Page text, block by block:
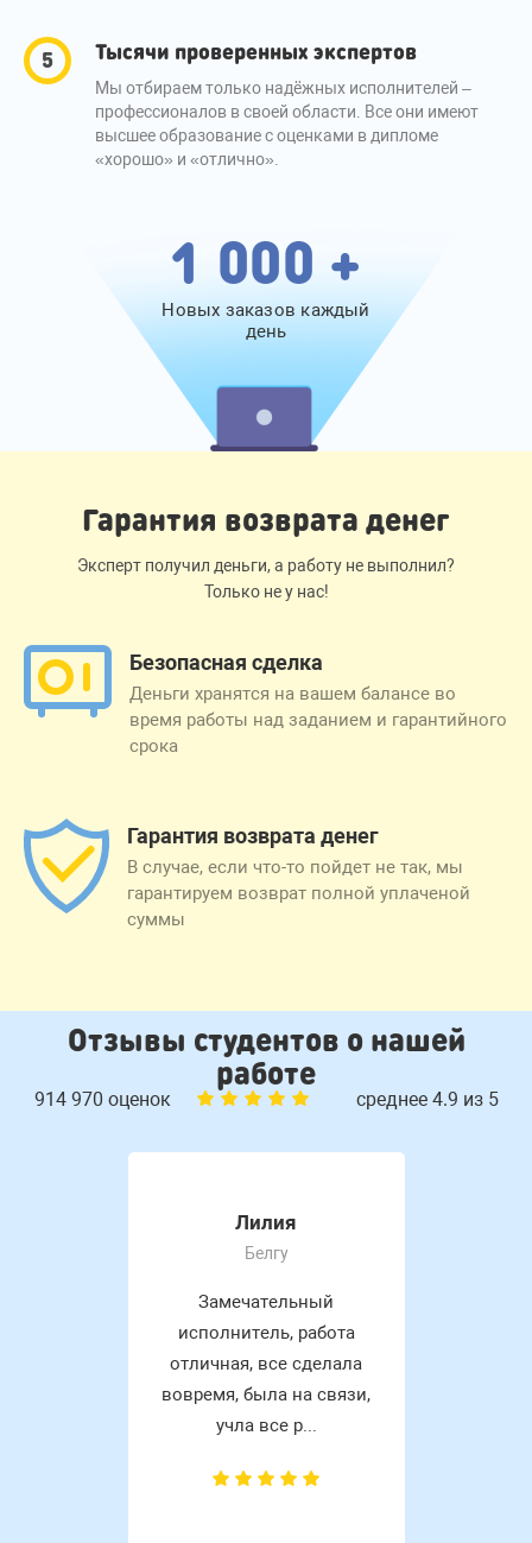
Тысячи проверенных экспертов
Мы отбираем только надёжных исполнителей –
профессионалов в своей области. Все они имеют
высшее образование с оценками в дипломе
«хорошо» и «отлично».
1 000 +
Новых заказов каждый
день
Гарантия возврата денег
Эксперт получил деньги, а работу не выполнил?
Только не у нас!
Безопасная сделка
Деньги хранятся на вашем балансе во
время работы над заданием и гарантийного
срока
Гарантия возврата денег
В случае, если что-то пойдет не так, мы
гарантируем возврат полной уплаченой
суммы
Отзывы студентов о нашей
работе
914 970 оценок среднее 4.9 из 5
Лилия
Белгу
Замечательный
исполнитель, работа
отличная, все сделала
вовремя, была на связи,
учла все р...